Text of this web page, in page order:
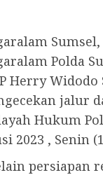
Polda
Herry Widodo
jalur
Hukum
2023 , Senin
persiapan